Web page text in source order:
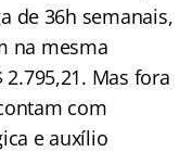
de 36h semanais,
na mesma
Mas fora
com
e auxílio